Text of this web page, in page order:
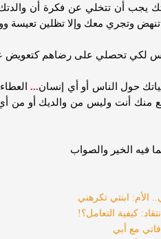
يجب أن تتخلي عن فكرة أن
وتجري معك وإلا تظلين تعيسة
لكي تحصلي على رضاهم كتعويض
حول الناس أو أي إنسان...
منك أنت وليس من والديك أو
فيه الخير والصواب
الأم: ابنتي تكرهني
كيفية التعامل؟!
مع أبي